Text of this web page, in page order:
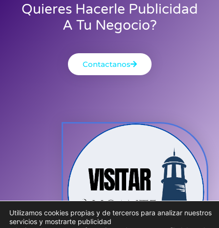
Quieres Hacerle Publicidad
A Tu Negocio?
Contactanos
Utilizamos cookies propias y de terceros para analizar nuestros
servicios y mostrarte publicidad